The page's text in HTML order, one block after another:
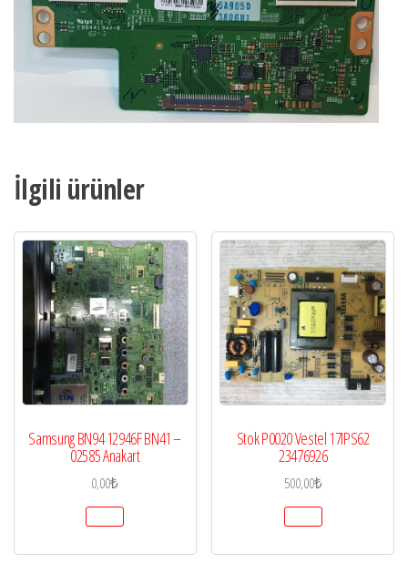
İlgili ürünler
Samsung BN94 12946F BN41 –
02585 Anakart
0,00₺
Stok P0020 Vestel 17IPS62
23476926
500,00₺